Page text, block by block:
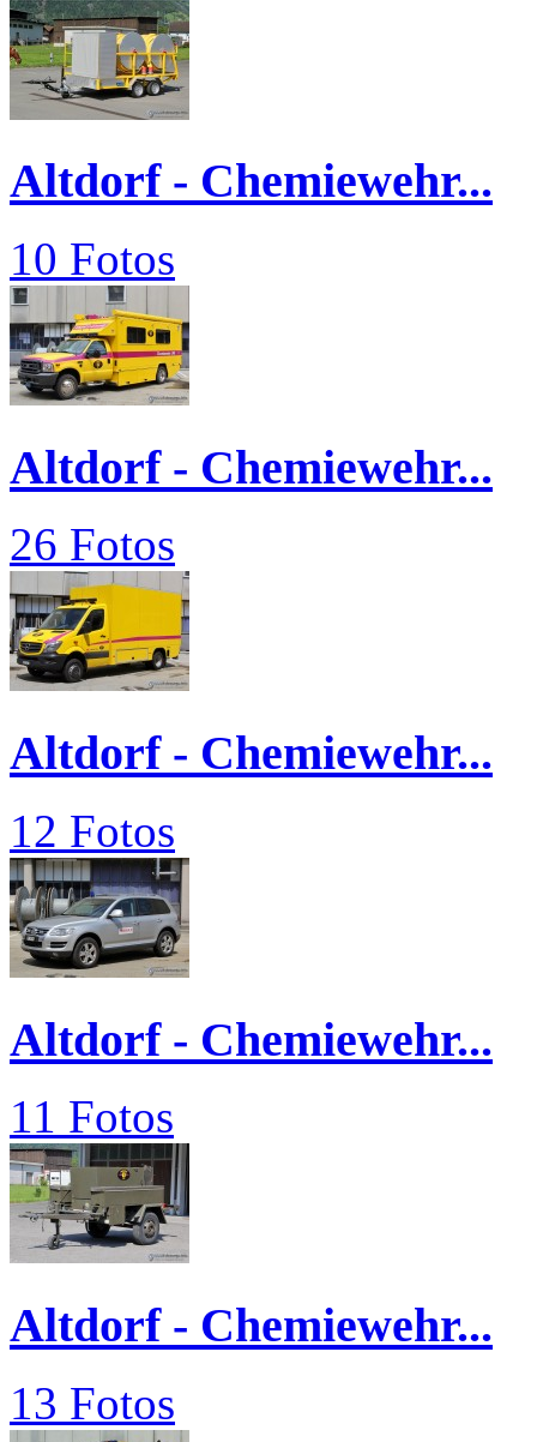
Altdorf - Chemiewehr...
10 Fotos
Altdorf - Chemiewehr...
26 Fotos
Altdorf - Chemiewehr...
12 Fotos
Altdorf - Chemiewehr...
11 Fotos
Altdorf - Chemiewehr...
13 Fotos